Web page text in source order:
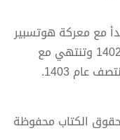
مع معركة هوتسبير
في هوميلدون ضد دوغلاس أواخر عام 1402 وتنتهي مع
1403.
الكتاب محفوظة